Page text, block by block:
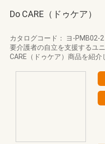
Do CARE（ドゥケア）
カタログコード： ヨ-PMB02-2
要介護者の自立を支援するユ
CARE（ドゥケア）商品を紹介